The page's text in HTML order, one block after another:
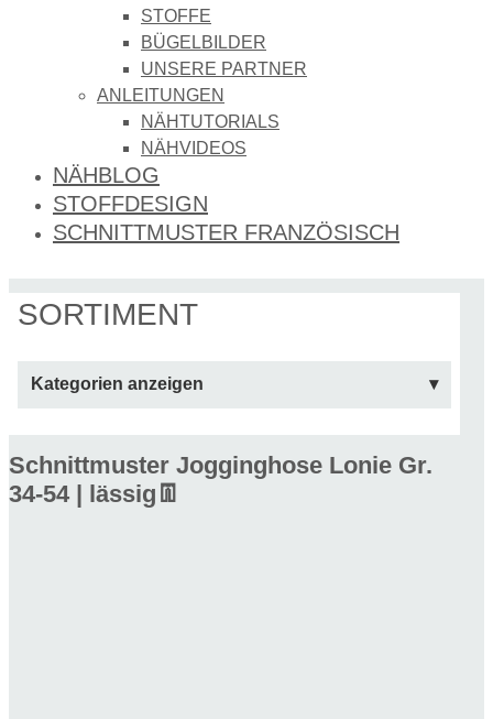
STOFFE
BÜGELBILDER
UNSERE PARTNER
ANLEITUNGEN
NÄHTUTORIALS
NÄHVIDEOS
NÄHBLOG
STOFFDESIGN
SCHNITTMUSTER FRANZÖSISCH
SORTIMENT
Kategorien anzeigen
Schnittmuster Jogginghose Lonie Gr.
34-54 | lässig👖